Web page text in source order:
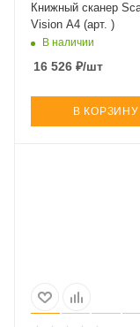
Книжный сканер
Vision A4 (арт. )
В наличии
16 526 ₽/шт
В КОРЗИНУ